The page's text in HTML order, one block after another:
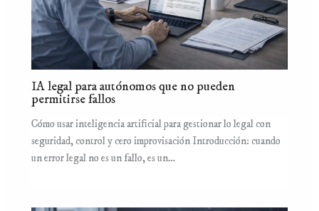
IA legal para autónomos que no pueden
permitirse fallos
Cómo usar inteligencia artificial para gestionar lo legal con
seguridad, control y cero improvisación Introducción: cuando
un error legal no es un fallo, es un…